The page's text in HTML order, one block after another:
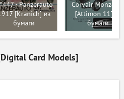
- Panzerauto
[Kranich] из
бумаги
Corvair Monza
[Attimon 11] из
бумаги
Card Models]